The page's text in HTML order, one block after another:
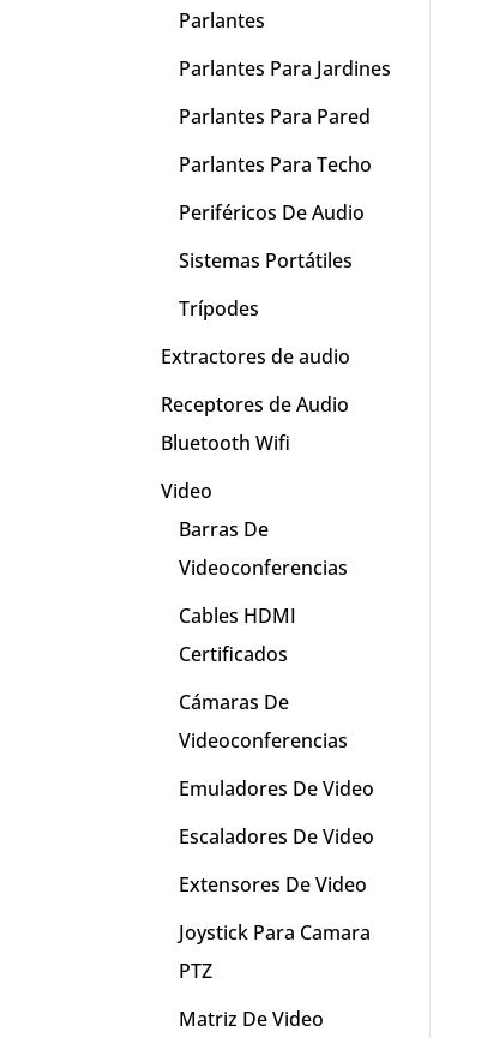
Parlantes
Parlantes Para Jardines
Parlantes Para Pared
Parlantes Para Techo
Periféricos De Audio
Sistemas Portátiles
Trípodes
Extractores de audio
Receptores de Audio
Bluetooth Wifi
Video
Barras De
Videoconferencias
Cables HDMI
Certificados
Cámaras De
Videoconferencias
Emuladores De Video
Escaladores De Video
Extensores De Video
Joystick Para Camara
PTZ
Matriz De Video